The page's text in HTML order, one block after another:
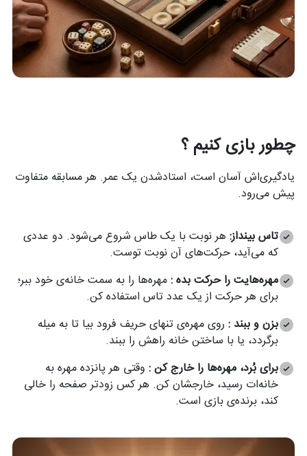
چطور بازی کنیم ؟
یادگیری‌اش آسان است، استادشدن یک عمر. هر مسابقه متفاوت
پیش می‌رود.
تاس بینداز: هر نوبت با یک طاس شروع می‌شود. دو عددی
که می‌آید، حرکت‌های آن نوبت توست.
مهره‌هایت را حرکت بده :مهره‌ها را به سمت خانه‌ی خود ببر؛
برای هر حرکت از یک عدد تاس استفاده کن.
بزن و ببند :روی مهره‌ی تنهای حریف فرود بیا تا به میله
برگردد، یا با ساختن خانه راهش را ببند.
برای بُرد، مهره‌ها را خارج کن : وقتی هر پانزده مهره به
خانه‌ات رسید، خارجشان کن. هر کس زودتر صفحه را خالی
کند، برنده‌ی بازی است.